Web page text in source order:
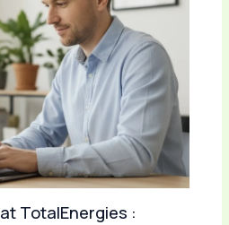
TotalEnergies :